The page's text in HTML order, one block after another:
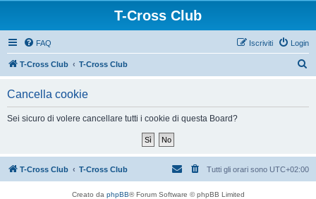
T-Cross Club
FAQ Login
Iscriviti
T-Cross Club T-Cross Club
Cancella cookie
Sei sicuro di volere cancellare tutti i cookie di questa Board?
T-Cross Club T-Cross Club Tutti gli orari sono UTC+02:00
Creato da phpBB® Forum Software © phpBB Limited